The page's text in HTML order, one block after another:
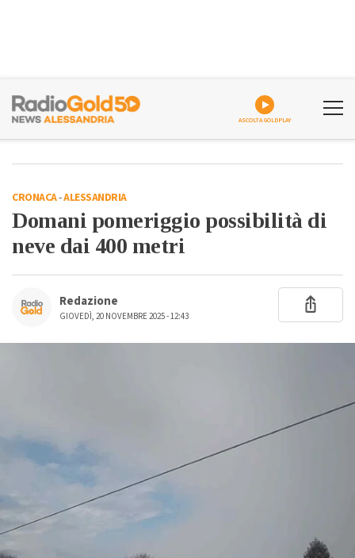
ASCOLTA GOLDPLAY
CRONACA-ALESSANDRIA
Domani pomeriggio possibilità di
neve dai 400 metri
Redazione
GIOVEDÌ, 20 NOVEMBRE 2025 - 12:43